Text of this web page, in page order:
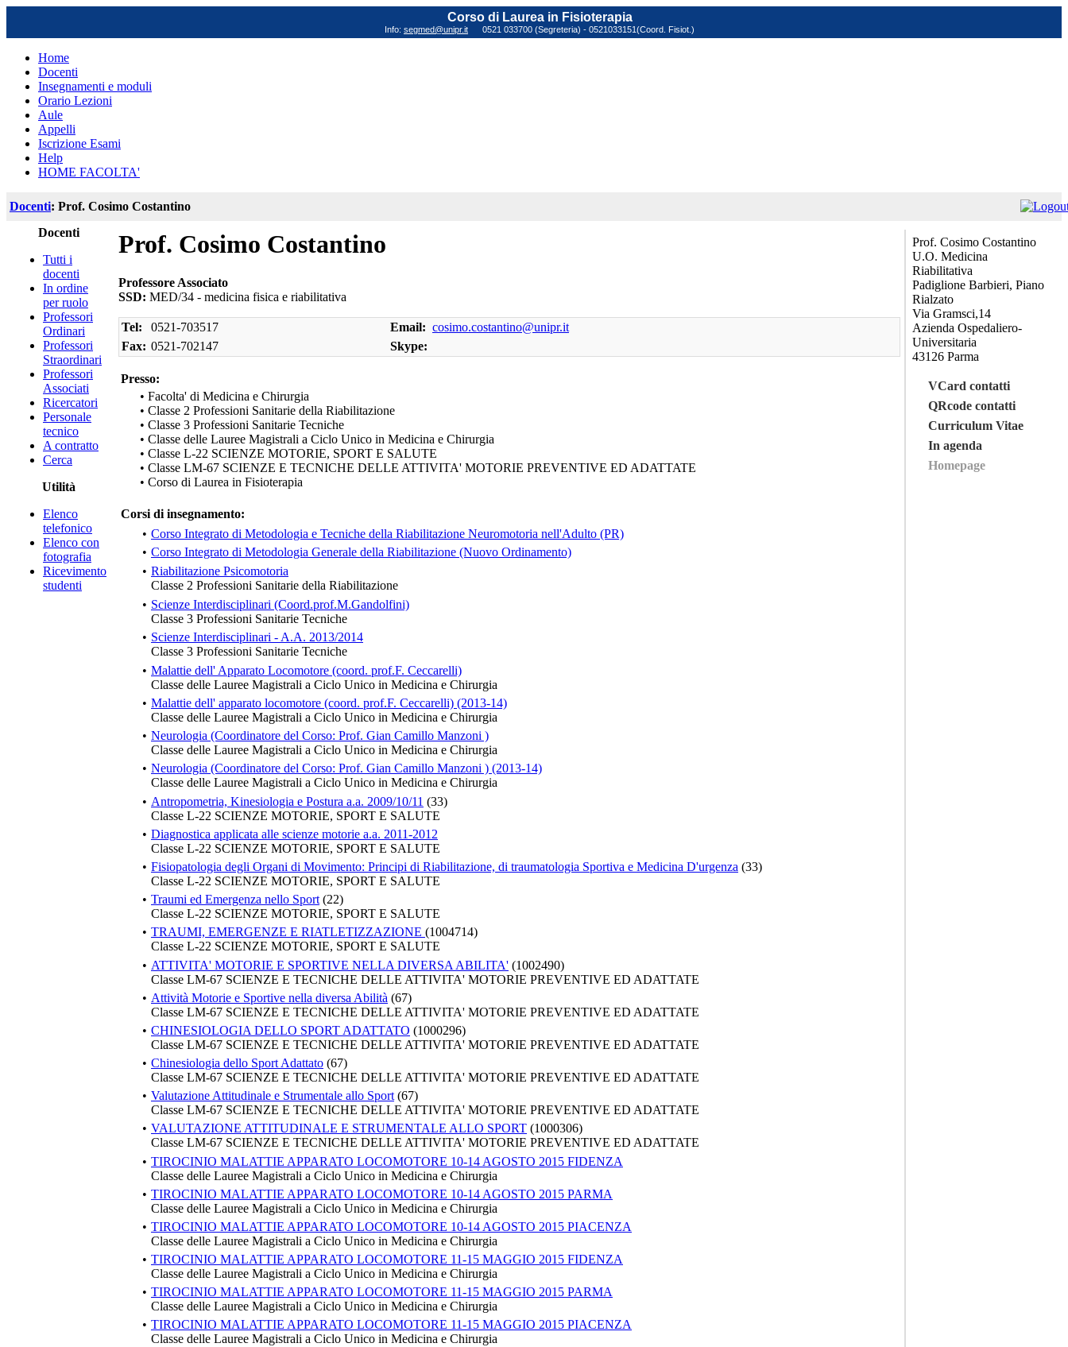
Corso di Laurea in Fisioterapia
Info: segmed@unipr.it 0521 033700 (Segreteria) - 0521033151(Coord. Fisiot.)
Home
Docenti
Insegnamenti e moduli
Orario Lezioni
Aule
Appelli
Iscrizione Esami
Help
HOME FACOLTA'
Docenti: Prof. Cosimo Costantino
Docenti
Tutti i
docenti
In ordine
per ruolo
Professori
Ordinari
Professori
Straordinari
Professori
Associati
Ricercatori
Personale
tecnico
A contratto
Cerca
Utilità
Elenco
telefonico
Elenco con
fotografia
Ricevimento
studenti
Prof. Cosimo Costantino
Professore Associato
SSD: MED/34 - medicina fisica e riabilitativa
Tel: 0521-703517 Email: cosimo.costantino@unipr.it
Fax: 0521-702147 Skype:
Presso:
• Facolta' di Medicina e Chirurgia
• Classe 2 Professioni Sanitarie della Riabilitazione
• Classe 3 Professioni Sanitarie Tecniche
• Classe delle Lauree Magistrali a Ciclo Unico in Medicina e Chirurgia
• Classe L-22 SCIENZE MOTORIE, SPORT E SALUTE
• Classe LM-67 SCIENZE E TECNICHE DELLE ATTIVITA' MOTORIE PREVENTIVE ED ADATTATE
• Corso di Laurea in Fisioterapia
Corsi di insegnamento:
• Corso Integrato di Metodologia e Tecniche della Riabilitazione Neuromotoria nell'Adulto (PR)
• Corso Integrato di Metodologia Generale della Riabilitazione (Nuovo Ordinamento)
• Riabilitazione Psicomotoria
Classe 2 Professioni Sanitarie della Riabilitazione
• Scienze Interdisciplinari (Coord.prof.M.Gandolfini)
Classe 3 Professioni Sanitarie Tecniche
• Scienze Interdisciplinari - A.A. 2013/2014
Classe 3 Professioni Sanitarie Tecniche
• Malattie dell' Apparato Locomotore (coord. prof.F. Ceccarelli)
Classe delle Lauree Magistrali a Ciclo Unico in Medicina e Chirurgia
• Malattie dell' apparato locomotore (coord. prof.F. Ceccarelli) (2013-14)
Classe delle Lauree Magistrali a Ciclo Unico in Medicina e Chirurgia
• Neurologia (Coordinatore del Corso: Prof. Gian Camillo Manzoni )
Classe delle Lauree Magistrali a Ciclo Unico in Medicina e Chirurgia
• Neurologia (Coordinatore del Corso: Prof. Gian Camillo Manzoni ) (2013-14)
Classe delle Lauree Magistrali a Ciclo Unico in Medicina e Chirurgia
• Antropometria, Kinesiologia e Postura a.a. 2009/10/11 (33)
Classe L-22 SCIENZE MOTORIE, SPORT E SALUTE
• Diagnostica applicata alle scienze motorie a.a. 2011-2012
Classe L-22 SCIENZE MOTORIE, SPORT E SALUTE
• Fisiopatologia degli Organi di Movimento: Principi di Riabilitazione, di traumatologia Sportiva e Medicina D'urgenza (33)
Classe L-22 SCIENZE MOTORIE, SPORT E SALUTE
• Traumi ed Emergenza nello Sport(22)
Classe L-22 SCIENZE MOTORIE, SPORT E SALUTE
• TRAUMI, EMERGENZE E RIATLETIZZAZIONE (1004714)
Classe L-22 SCIENZE MOTORIE, SPORT E SALUTE
• ATTIVITA' MOTORIE E SPORTIVE NELLA DIVERSA ABILITA' (1002490)
Classe LM-67 SCIENZE E TECNICHE DELLE ATTIVITA' MOTORIE PREVENTIVE ED ADATTATE
• Attività Motorie e Sportive nella diversa Abilità (67)
Classe LM-67 SCIENZE E TECNICHE DELLE ATTIVITA' MOTORIE PREVENTIVE ED ADATTATE
• CHINESIOLOGIA DELLO SPORT ADATTATO (1000296)
Classe LM-67 SCIENZE E TECNICHE DELLE ATTIVITA' MOTORIE PREVENTIVE ED ADATTATE
• Chinesiologia dello Sport Adattato (67)
Classe LM-67 SCIENZE E TECNICHE DELLE ATTIVITA' MOTORIE PREVENTIVE ED ADATTATE
• Valutazione Attitudinale e Strumentale allo Sport(67)
Classe LM-67 SCIENZE E TECNICHE DELLE ATTIVITA' MOTORIE PREVENTIVE ED ADATTATE
• VALUTAZIONE ATTITUDINALE E STRUMENTALE ALLO SPORT (1000306)
Classe LM-67 SCIENZE E TECNICHE DELLE ATTIVITA' MOTORIE PREVENTIVE ED ADATTATE
• TIROCINIO MALATTIE APPARATO LOCOMOTORE 10-14 AGOSTO 2015 FIDENZA
Classe delle Lauree Magistrali a Ciclo Unico in Medicina e Chirurgia
• TIROCINIO MALATTIE APPARATO LOCOMOTORE 10-14 AGOSTO 2015 PARMA
Classe delle Lauree Magistrali a Ciclo Unico in Medicina e Chirurgia
• TIROCINIO MALATTIE APPARATO LOCOMOTORE 10-14 AGOSTO 2015 PIACENZA
Classe delle Lauree Magistrali a Ciclo Unico in Medicina e Chirurgia
• TIROCINIO MALATTIE APPARATO LOCOMOTORE 11-15 MAGGIO 2015 FIDENZA
Classe delle Lauree Magistrali a Ciclo Unico in Medicina e Chirurgia
• TIROCINIO MALATTIE APPARATO LOCOMOTORE 11-15 MAGGIO 2015 PARMA
Classe delle Lauree Magistrali a Ciclo Unico in Medicina e Chirurgia
• TIROCINIO MALATTIE APPARATO LOCOMOTORE 11-15 MAGGIO 2015 PIACENZA
Classe delle Lauree Magistrali a Ciclo Unico in Medicina e Chirurgia
Prof. Cosimo Costantino
U.O. Medicina
Riabilitativa
Padiglione Barbieri, Piano
Rialzato
Via Gramsci,14
Azienda Ospedaliero-
Universitaria
43126 Parma
VCard contatti
QRcode contatti
Curriculum Vitae
In agenda
Homepage